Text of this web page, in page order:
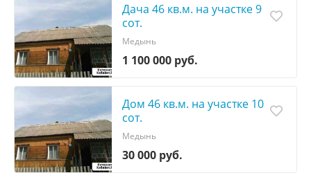
Дача 46 кв.м. на участке 9
сот.
1 100 000 руб.
Медынь
Дом 46 кв.м. на участке 10
сот.
30 000 руб.
Медынь